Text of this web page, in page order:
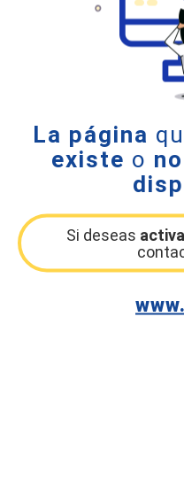
La página
existe o
Si deseas